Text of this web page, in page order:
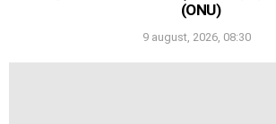
(ONU)
9 august, 2026, 08:30